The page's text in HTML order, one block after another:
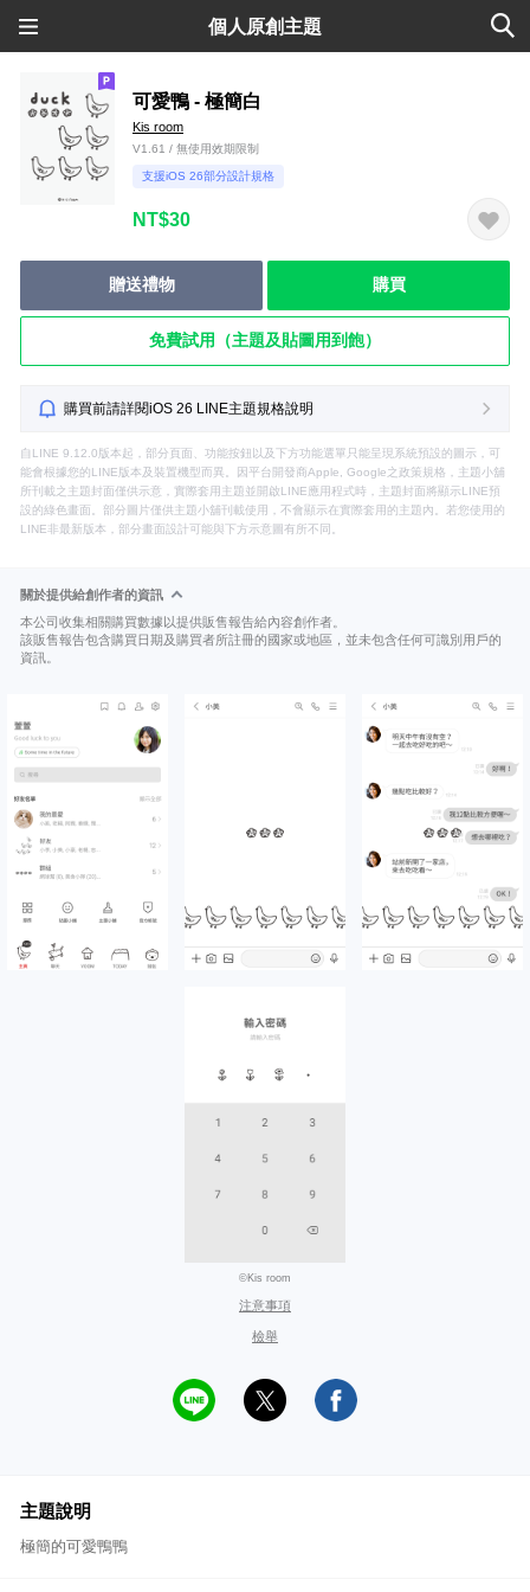
個人原創主題
可愛鴨 - 極簡白
Kis room
V1.61 / 無使用效期限制
支援iOS 26部分設計規格
NT$30
贈送禮物 購買
免費試用（主題及貼圖用到飽）
購買前請詳閱iOS 26 LINE主題規格說明
自LINE 9.12.0版本起，部分頁面、功能按鈕以及下方功能選單只能呈現系統預設的圖示，可
能會根據您的LINE版本及裝置機型而異。因平台開發商Apple, Google之政策規格，主題小舖
所刊載之主題封面僅供示意，實際套用主題並開啟LINE應用程式時，主題封面將顯示LINE預
設的綠色畫面。部分圖片僅供主題小舖刊載使用，不會顯示在實際套用的主題內。若您使用的
LINE非最新版本，部分畫面設計可能與下方示意圖有所不同。
關於提供給創作者的資訊
本公司收集相關購買數據以提供販售報告給內容創作者。
該販售報告包含購買日期及購買者所註冊的國家或地區，並未包含任何可識別用戶的
資訊。
©Kis room
注意事項
檢舉
主題說明
極簡的可愛鴨鴨